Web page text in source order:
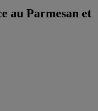
au Parmesan et